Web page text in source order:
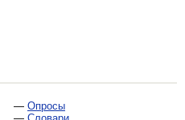
— Опросы